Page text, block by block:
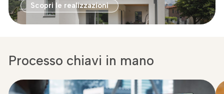
Scopri le realizzazioni
Processo chiavi in mano